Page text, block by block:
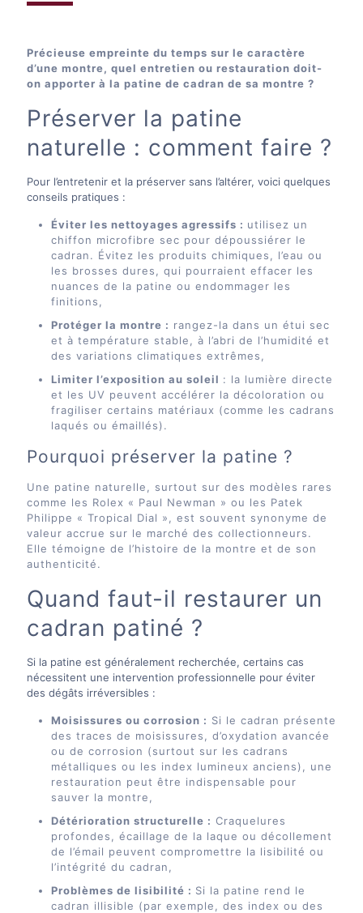
Précieuse empreinte du temps sur le caractère
d’une montre, quel entretien ou restauration doit-
on apporter à la patine de cadran de sa montre ?
Préserver la patine
naturelle : comment faire ?
Pour l’entretenir et la préserver sans l’altérer, voici quelques
conseils pratiques :
Éviter les nettoyages agressifs : utilisez un
chiffon microfibre sec pour dépoussiérer le
cadran. Évitez les produits chimiques, l’eau ou
les brosses dures, qui pourraient effacer les
nuances de la patine ou endommager les
finitions,
Protéger la montre : rangez-la dans un étui sec
et à température stable, à l’abri de l’humidité et
des variations climatiques extrêmes,
Limiter l’exposition au soleil : la lumière directe
et les UV peuvent accélérer la décoloration ou
fragiliser certains matériaux (comme les cadrans
laqués ou émaillés).
Pourquoi préserver la patine ?
Une patine naturelle, surtout sur des modèles rares
comme les Rolex « Paul Newman » ou les Patek
Philippe « Tropical Dial », est souvent synonyme de
valeur accrue sur le marché des collectionneurs.
Elle témoigne de l’histoire de la montre et de son
authenticité.
Quand faut-il restaurer un
cadran patiné ?
Si la patine est généralement recherchée, certains cas
nécessitent une intervention professionnelle pour éviter
des dégâts irréversibles :
Moisissures ou corrosion : Si le cadran présente
des traces de moisissures, d’oxydation avancée
ou de corrosion (surtout sur les cadrans
métalliques ou les index lumineux anciens), une
restauration peut être indispensable pour
sauver la montre,
Détérioration structurelle : Craquelures
profondes, écaillage de la laque ou décollement
de l’émail peuvent compromettre la lisibilité ou
l’intégrité du cadran,
Problèmes de lisibilité : Si la patine rend le
cadran illisible (par exemple, des index ou des